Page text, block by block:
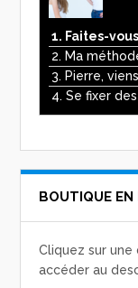
3. Pierre,
4. Se fixer
BOUTIQUE EN
Cliquez sur
accéder au